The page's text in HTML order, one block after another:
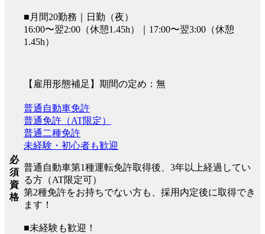
■月間20勤務｜日勤（夜）
16:00〜翌2:00（休憩1.45h）｜17:00〜翌3:00（休憩
1.45h）
【雇用形態補足】期間の定め：無
必
須
資
格
普通自動車免許
普通免許（AT限定）
普通二種免許
未経験・初心者も歓迎
普通自動車第1種運転免許取得後、3年以上経過してい
る方（AT限定可）
第2種免許をお持ちでない方も、採用内定後に取得でき
ます！
■未経験も歓迎！